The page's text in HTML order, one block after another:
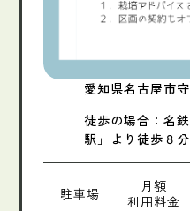
愛知県名古屋市
徒歩の場合：名
駅」より徒歩８分
駐車場
月額
利用料金